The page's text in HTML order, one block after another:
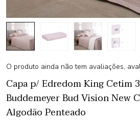
O produto ainda não tem avaliações,
Capa p/ Edredom King Cetim
Buddemeyer Bud Vision New
Algodão Penteado